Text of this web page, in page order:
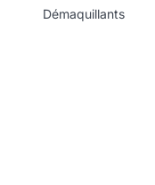
Démaquillants